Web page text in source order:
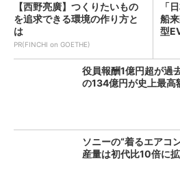
【西野亮廣】つくりたいもの
を追求できる環境の作り方と
は
PR(FINCHI on GOETHE)
「
船
型
役員報酬1億円超が
の134億円が史上最高
ソニーの“着るエア
産量は初代比10倍に